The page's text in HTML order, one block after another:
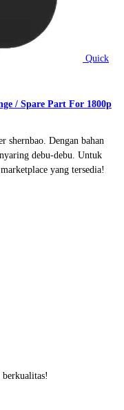
Quick
/ Spare Part For 1800p
shernbao. Dengan bahan
debu-debu. Untuk
yang tersedia!